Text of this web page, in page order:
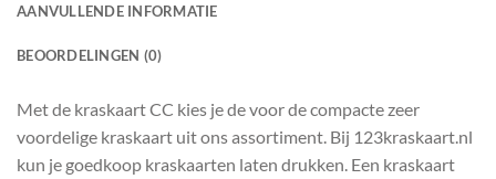
AANVULLENDE INFORMATIE
BEOORDELINGEN (0)
Met de kraskaart CC kies je de voor de compacte zeer
voordelige kraskaart uit ons assortiment. Bij 123kraskaart.nl
kun je goedkoop kraskaarten laten drukken. Een kraskaart